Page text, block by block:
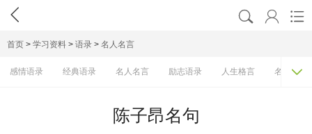
   
首页 > 学习资料 > 语录 > 名人名言
感情语录 经典语录 名人名言 励志语录 人生格言 名人语录

陈子昂名句